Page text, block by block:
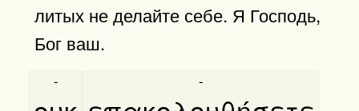
литых не делайте себе. Я Господь,
Бог ваш.
- -